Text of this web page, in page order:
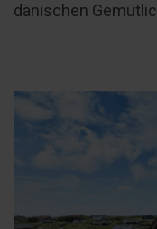
dänischen